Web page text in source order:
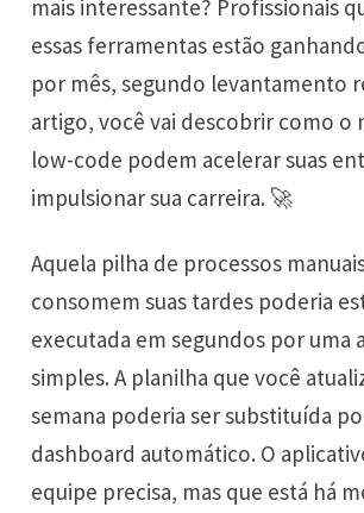
mais interessante? Profissionais
essas ferramentas estão
por mês, segundo levantamento
artigo, você vai descobrir como o
low-code podem acelerar suas
impulsionar sua carreira. 🚀
Aquela pilha de processos
consomem suas tardes poderia
executada em segundos por uma
simples. A planilha que você
semana poderia ser substituída
dashboard automático. O
equipe precisa, mas que está há